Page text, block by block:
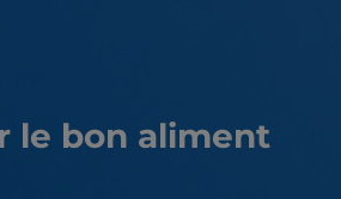
le bon aliment